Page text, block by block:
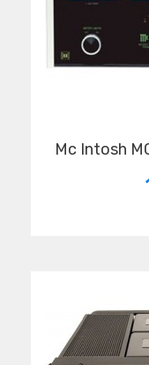
Mc Intosh